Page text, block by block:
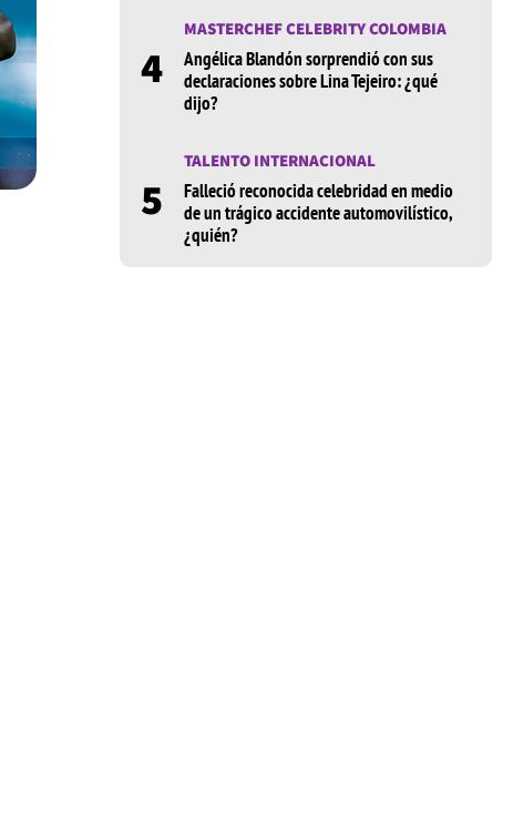
4
MASTERCHEF CELEBRITY COLOMBIA
Angélica Blandón sorprendió con sus
declaraciones sobre Lina Tejeiro: ¿qué
dijo?
5
TALENTO INTERNACIONAL
Falleció reconocida celebridad en medio
de un trágico accidente automovilístico,
¿quién?